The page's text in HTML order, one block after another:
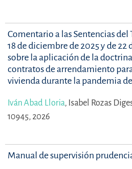
Comentario a las Sentencias
18 de diciembre de 2025 y de 22
sobre la aplicación de la
contratos de arrendamiento
vivienda durante la pandemia
Iván Abad Lloria, Isabel Rozas
10945, 2026
Manual de supervisión